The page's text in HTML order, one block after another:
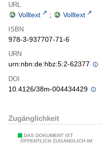
URL
Volltext ; Volltext
ISBN
978-3-937707-71-6
URN
urn:nbn:de:hbz:5:2-62377
DOI
10.4126/38m-004434429
Zugänglichkeit
DAS DOKUMENT IST
ÖFFENTLICH ZUGÄNGLICH IM